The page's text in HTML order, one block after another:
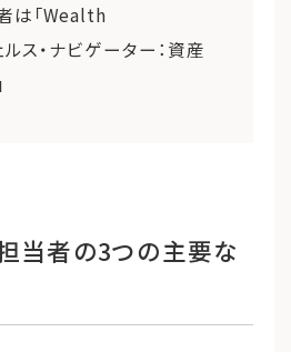
は「Wealth
ス・ナビゲーター：資産
当者の3つの主要な